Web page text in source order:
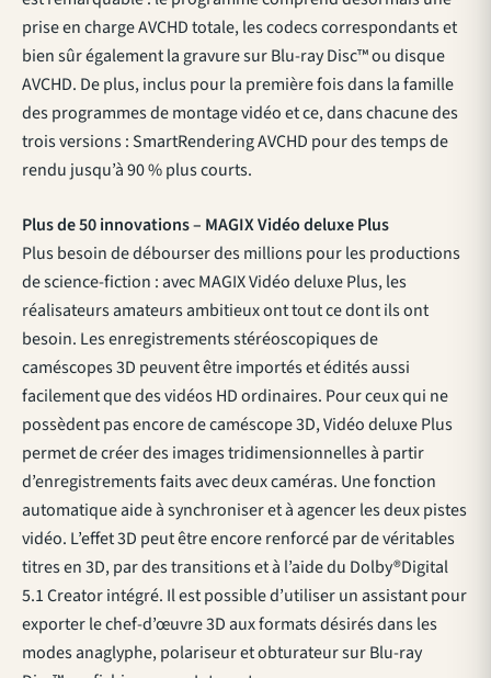
prise en charge AVCHD totale, les codecs correspondants et
bien sûr également la gravure sur Blu-ray Disc™ ou disque
AVCHD. De plus, inclus pour la première fois dans la famille
des programmes de montage vidéo et ce, dans chacune des
trois versions : SmartRendering AVCHD pour des temps de
rendu jusqu’à 90 % plus courts.
Plus de 50 innovations – MAGIX Vidéo deluxe Plus
Plus besoin de débourser des millions pour les productions
de science-fiction : avec MAGIX Vidéo deluxe Plus, les
réalisateurs amateurs ambitieux ont tout ce dont ils ont
besoin. Les enregistrements stéréoscopiques de
caméscopes 3D peuvent être importés et édités aussi
facilement que des vidéos HD ordinaires. Pour ceux qui ne
possèdent pas encore de caméscope 3D, Vidéo deluxe Plus
permet de créer des images tridimensionnelles à partir
d’enregistrements faits avec deux caméras. Une fonction
automatique aide à synchroniser et à agencer les deux pistes
vidéo. L’effet 3D peut être encore renforcé par de véritables
titres en 3D, par des transitions et à l’aide du Dolby®Digital
5.1 Creator intégré. Il est possible d’utiliser un assistant pour
exporter le chef-d’œuvre 3D aux formats désirés dans les
modes anaglyphe, polariseur et obturateur sur Blu-ray